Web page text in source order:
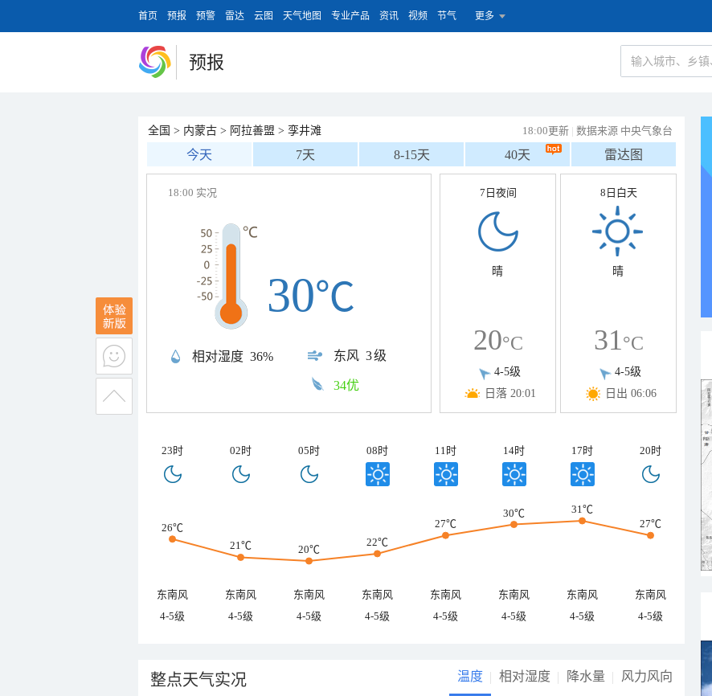
首页 预报 预警 雷达 云图 天气地图 专业产品 资讯 视频 节气 更多
预报
全国 > 内蒙古 > 阿拉善盟 > 孪井滩 18:00更新 | 数据来源 中央气象台
今天 7天 8-15天 40天 雷达图
18:00 实况
相对湿度 36% 东风 3级
30℃
34优
7日夜间
晴
20°C
4-5级
日落 20:01
8日白天
晴
31°C
4-5级
日出 06:06
23时 02时 05时 08时 11时 14时 17时 20时
26℃
21℃
20℃
22℃
27℃
30℃
31℃
27℃
东南风 东南风 东南风 东南风 东南风 东南风 东南风
东南风
4-5级
4-5级 4-5级 4-5级 4-5级 4-5级 4-5级 4-5级
整点天气实况 温度 相对湿度 降水量 风力风向